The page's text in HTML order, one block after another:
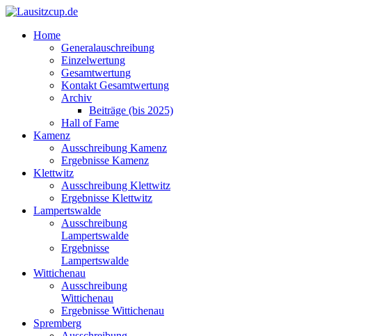
Home
Generalauschreibung
Einzelwertung
Gesamtwertung
Kontakt Gesamtwertung
Archiv
Beiträge (bis 2025)
Hall of Fame
Kamenz
Ausschreibung Kamenz
Ergebnisse Kamenz
Klettwitz
Ausschreibung Klettwitz
Ergebnisse Klettwitz
Lampertswalde
Ausschreibung
Lampertswalde
Ergebnisse
Lampertswalde
Wittichenau
Ausschreibung
Wittichenau
Ergebnisse Wittichenau
Spremberg